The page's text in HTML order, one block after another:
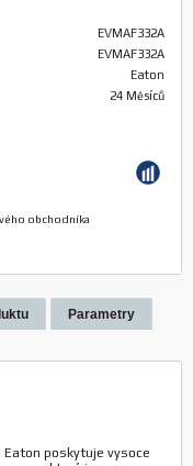
EVMAF332A
EVMAF332A
Eaton
24 Měsíců
obchodníka
Parametry
Eaton poskytuje vysoce